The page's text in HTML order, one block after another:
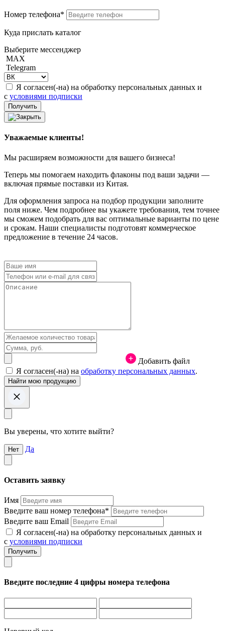
Номер телефона*
Куда прислать каталог
Выберите мессенджер
MAX
Telegram
Я согласен(-на) на обработку персональных данных и
с условиями подписки
Уважаемые клиенты!
Мы расширяем возможности для вашего бизнеса!
Теперь мы помогаем находить флаконы под ваши задачи —
включая прямые поставки из Китая.
Для оформления запроса на подбор продукции заполните
поля ниже. Чем подробнее вы укажете требования, тем точнее
мы сможем подобрать для вас оптимальные варианты по цене
и срокам. Наши специалисты подготовят коммерческое
предложение в течение 24 часов.
Добавить файл
Я согласен(-на) на обработку персональных данных.
Вы уверены, что хотите выйти?
Нет Да
Оставить заявку
Имя
Введите ваш номер телефона*
Введите ваш Email
Я согласен(-на) на обработку персональных данных и
с условиями подписки
Введите последние 4 цифры номера телефона